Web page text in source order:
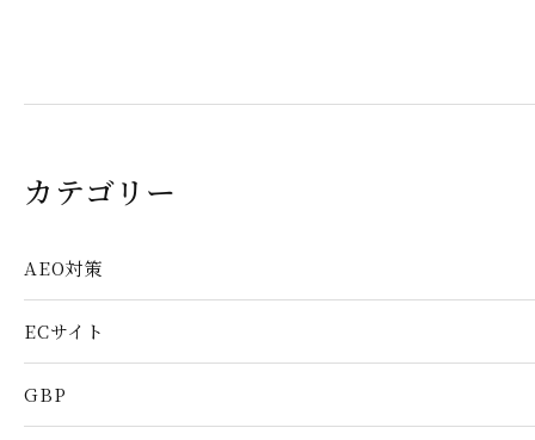
カテゴリー
AEO対策
ECサイト
GBP